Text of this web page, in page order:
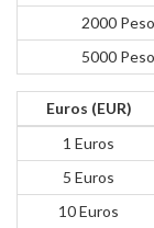
2000
5000
Euros (EUR)
1 Euros
5 Euros
10 Euros